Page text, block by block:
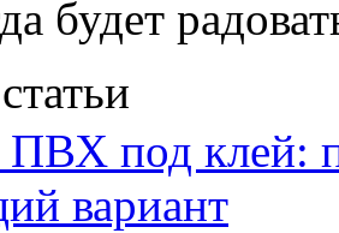
будет
под клей:
вариант